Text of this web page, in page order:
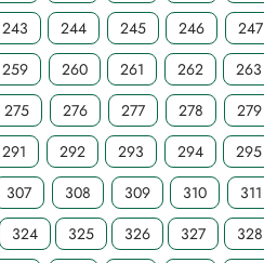
243 244 245 246
247
259 260 261 262
263
275 276 277 278
279
291 292 293 294
295
307 308 309 310
311
324 325 326 327
328